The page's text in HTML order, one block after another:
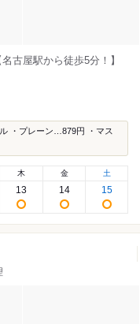
古屋駅から徒歩5分！】
・プレーン…879円 ・マス
木
13
金
14
土
15